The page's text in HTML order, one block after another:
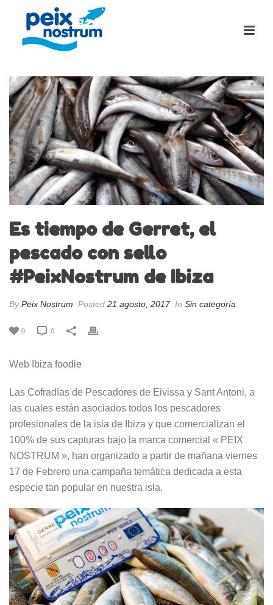
Es tiempo de Gerret, el
pescado con sello
#PeixNostrum de Ibiza
ByPeix Nostrum Posted 21 agosto, 2017 In Sin categoría
0 0
Web Ibiza foodie
Las Cofradías de Pescadores de Eivissa y Sant Antoni, a
las cuales están asociados todos los pescadores
profesionales de la isla de Ibiza y que comercializan el
100% de sus capturas bajo la marca comercial « PEIX
NOSTRUM », han organizado a partir de mañana viernes
17 de Febrero una campaña temática dedicada a esta
especie tan popular en nuestra isla.